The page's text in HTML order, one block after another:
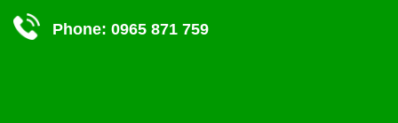
Phone: 0965 871 759